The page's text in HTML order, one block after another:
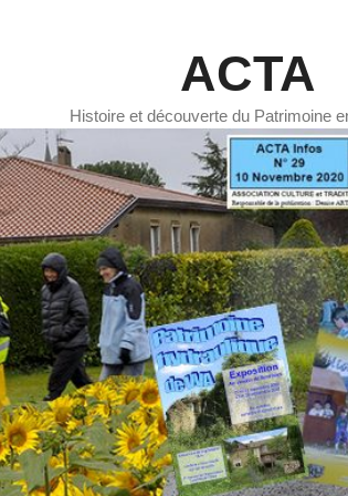
ACTA
Histoire et découverte du Patrimoine